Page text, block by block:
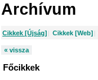
Archívum
Cikkek [Újság] | Cikkek [Web] |
« vissza
Főcikkek